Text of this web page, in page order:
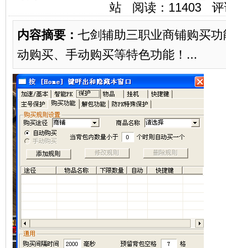
站 阅读： 11403评
内容摘要： 七剑辅助三职业商铺购买
动购买、手动购买等特色功能！...